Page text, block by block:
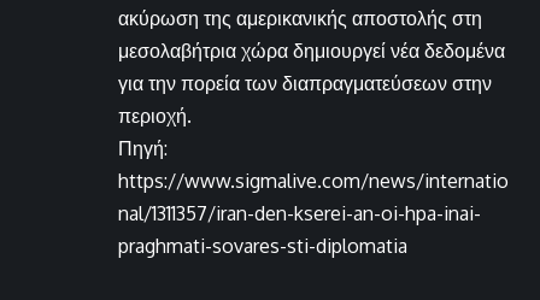
ακύρωση της αμερικανικής αποστολής στη
μεσολαβήτρια χώρα δημιουργεί νέα δεδομένα
για την πορεία των διαπραγματεύσεων στην
περιοχή.
Πηγή:
https://www.sigmalive.com/news/internatio
nal/1311357/iran-den-kserei-an-oi-hpa-inai-
praghmati-sovares-sti-diplomatia